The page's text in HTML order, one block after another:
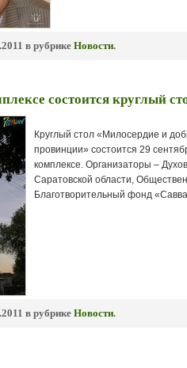
в рубрикеНовости.
состоится круглый
Круглый стол «Милосердие и
провинции» состоится 29
комплексе. Организаторы –
Саратовской области,
Благотворительный фонд
в рубрикеНовости.